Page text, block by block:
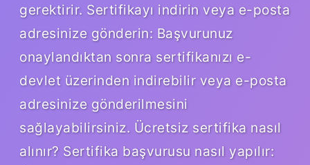
gerektirir. Sertifikayı indirin veya e-posta
adresinize gönderin: Başvurunuz
onaylandıktan sonra sertifikanızı e-
devlet üzerinden indirebilir veya e-posta
adresinize gönderilmesini
sağlayabilirsiniz. Ücretsiz sertifika nasıl
alınır? Sertifika başvurusu nasıl yapılır: